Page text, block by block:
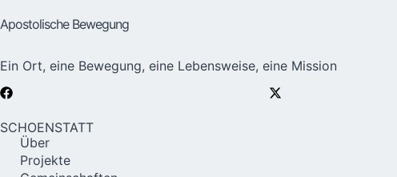
Apostolische Bewegung
Ein Ort, eine Bewegung, eine Lebensweise, eine Mission
SCHOENSTATT
Über
Projekte